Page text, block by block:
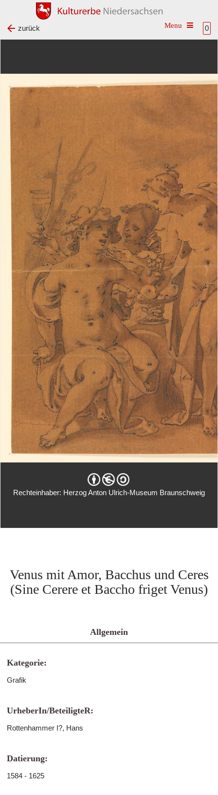
0
Toggle
zurück
Rechteinhaber: Herzog Anton Ulrich-Museum Braunschweig
Venus mit Amor, Bacchus und Ceres
(Sine Cerere et Baccho friget Venus)
Allgemein
Kategorie:
Grafik
UrheberIn/BeteiligteR:
Rottenhammer I?, Hans
Datierung:
1584 - 1625